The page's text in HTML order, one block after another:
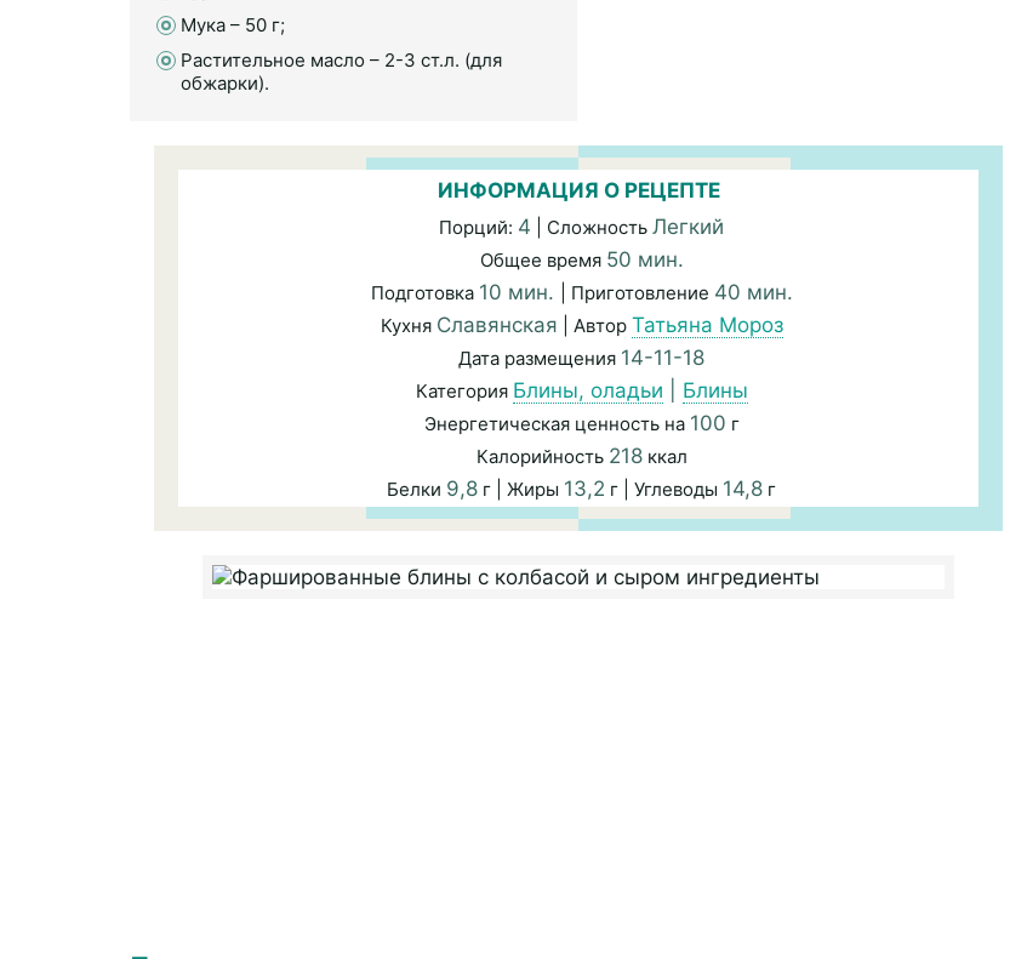
Мука – 50 г;
Растительное масло – 2-3 ст.л. (для
обжарки).
ИНФОРМАЦИЯ О РЕЦЕПТЕ
Порций: 4 | Сложность Легкий
Общее время 50 мин.
Подготовка 10 мин. | Приготовление 40 мин.
Кухня Славянская | Автор Татьяна Мороз
Дата размещения 14-11-18
Категория Блины, оладьи Блины
Энергетическая ценность на 100 г
Калорийность 218ккал
Белки 9,8 г | Жиры 13,2 г | Углеводы 14,8 г